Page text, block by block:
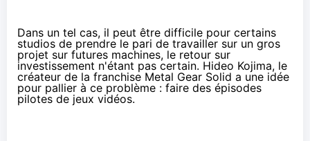
Dans un tel cas, il peut être difficile pour certains
studios de prendre le pari de travailler sur un gros
projet sur futures machines, le retour sur
investissement n'étant pas certain. Hideo Kojima, le
créateur de la franchise Metal Gear Solid a une idée
pour pallier à ce problème : faire des épisodes
pilotes de jeux vidéos.